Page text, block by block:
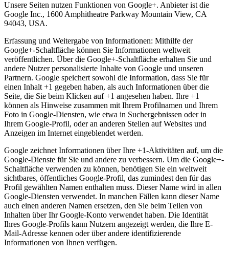
Unsere Seiten nutzen Funktionen von Google+. Anbieter ist die
Google Inc., 1600 Amphitheatre Parkway Mountain View, CA
94043, USA.
Erfassung und Weitergabe von Informationen: Mithilfe der
Google+-Schaltfläche können Sie Informationen weltweit
veröffentlichen. Über die Google+-Schaltfläche erhalten Sie und
andere Nutzer personalisierte Inhalte von Google und unseren
Partnern. Google speichert sowohl die Information, dass Sie für
einen Inhalt +1 gegeben haben, als auch Informationen über die
Seite, die Sie beim Klicken auf +1 angesehen haben. Ihre +1
können als Hinweise zusammen mit Ihrem Profilnamen und Ihrem
Foto in Google-Diensten, wie etwa in Suchergebnissen oder in
Ihrem Google-Profil, oder an anderen Stellen auf Websites und
Anzeigen im Internet eingeblendet werden.
Google zeichnet Informationen über Ihre +1-Aktivitäten auf, um die
Google-Dienste für Sie und andere zu verbessern. Um die Google+-
Schaltfläche verwenden zu können, benötigen Sie ein weltweit
sichtbares, öffentliches Google-Profil, das zumindest den für das
Profil gewählten Namen enthalten muss. Dieser Name wird in allen
Google-Diensten verwendet. In manchen Fällen kann dieser Name
auch einen anderen Namen ersetzen, den Sie beim Teilen von
Inhalten über Ihr Google-Konto verwendet haben. Die Identität
Ihres Google-Profils kann Nutzern angezeigt werden, die Ihre E-
Mail-Adresse kennen oder über andere identifizierende
Informationen von Ihnen verfügen.